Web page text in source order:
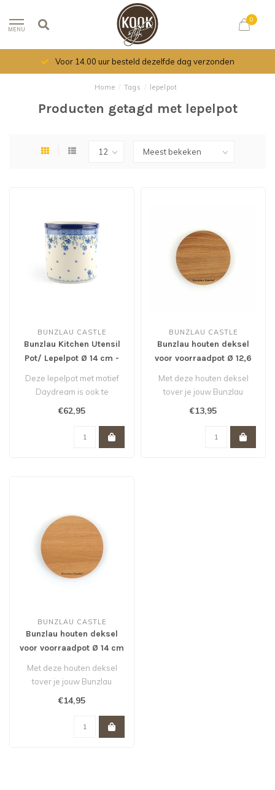
MENU
0
Voor 14.00 uur besteld dezelfde dag verzonden
Home / Tags / lepelpot
Producten getagd met lepelpot
BUNZLAU CASTLE
Bunzlau Kitchen Utensil
Pot/ Lepelpot Ø 14 cm -
Daydream
Deze lepelpot met motief
Daydream is ook te
gebruiken als bloempot.
€62,95
BUNZLAU CASTLE
Bunzlau houten deksel
voor voorraadpot Ø 12,6
Met deze houten deksel
tover je jouw Bunzlau
lepelpot met een diameter
€13,95
BUNZLAU CASTLE
Bunzlau houten deksel
voor voorraadpot Ø 14 cm
Met deze houten deksel
tover je jouw Bunzlau
€14,95